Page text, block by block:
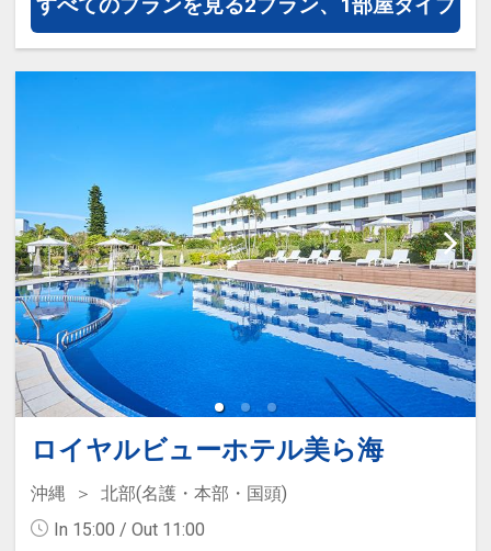
ロイヤルビューホテル美ら海
沖縄
北部(名護・本部・国頭)
In 15:00 / Out 11:00